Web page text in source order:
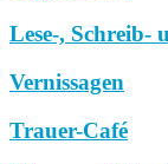
Lese-, Schreib-
Vernissagen
Trauer-Café